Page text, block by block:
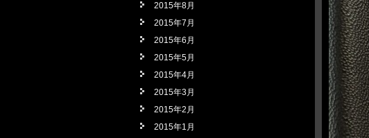
2015年8月
2015年7月
2015年6月
2015年5月
2015年4月
2015年3月
2015年2月
2015年1月